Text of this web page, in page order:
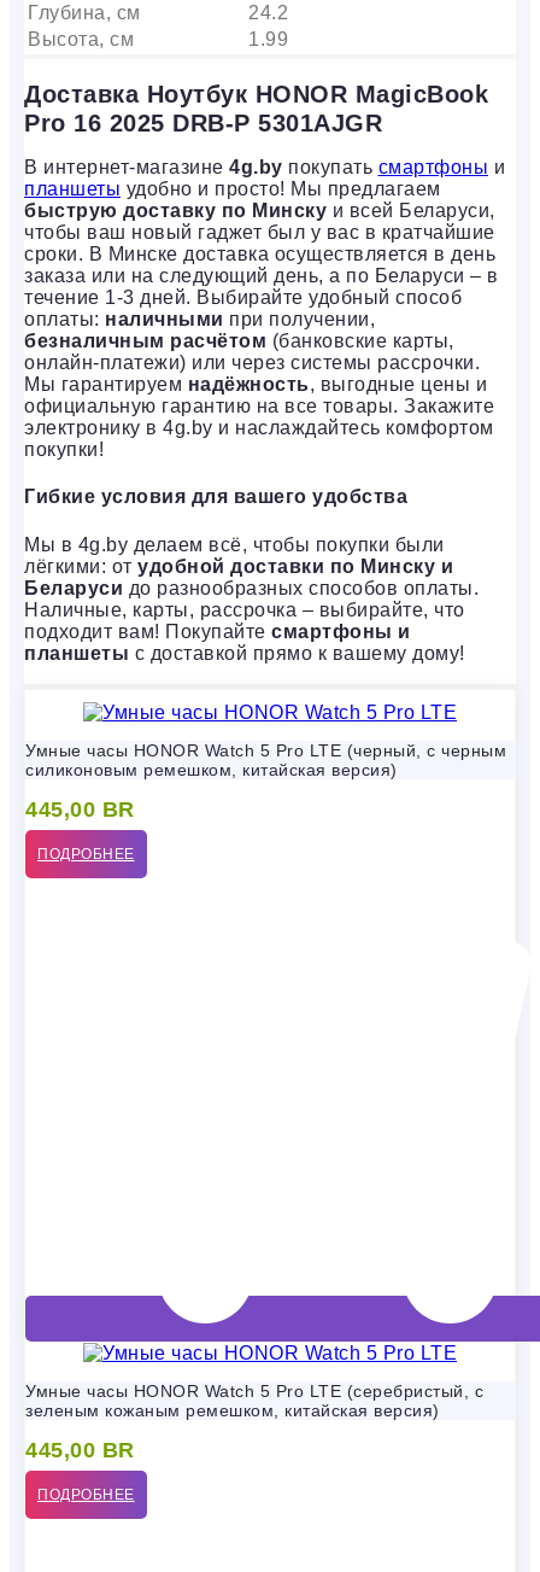
Глубина, см
24.2
Высота, см
1.99
Доставка Ноутбук HONOR MagicBook
Pro 16 2025 DRB-P 5301AJGR
В интернет-магазине 4g.by покупать смартфоны и
планшеты удобно и просто! Мы предлагаем
быструю доставку по Минску и всей Беларуси,
чтобы ваш новый гаджет был у вас в кратчайшие
сроки. В Минске доставка осуществляется в день
заказа или на следующий день, а по Беларуси – в
течение 1-3 дней. Выбирайте удобный способ
оплаты: наличными при получении,
безналичным расчётом (банковские карты,
онлайн-платежи) или через системы рассрочки.
Мы гарантируем надёжность, выгодные цены и
официальную гарантию на все товары. Закажите
электронику в 4g.by и наслаждайтесь комфортом
покупки!
Гибкие условия для вашего удобства
Мы в 4g.by делаем всё, чтобы покупки были
лёгкими: от удобной доставки по Минску и
Беларуси до разнообразных способов оплаты.
Наличные, карты, рассрочка – выбирайте, что
подходит вам! Покупайте смартфоны и
планшеты с доставкой прямо к вашему дому!
Умные часы HONOR Watch 5 Pro LTE (черный, с черным
силиконовым ремешком, китайская версия)
445,00 BR
ПОДРОБНЕЕ
Умные часы HONOR Watch 5 Pro LTE (серебристый, с
зеленым кожаным ремешком, китайская версия)
445,00 BR
ПОДРОБНЕЕ